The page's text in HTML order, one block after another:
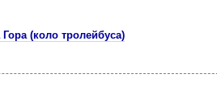
(коло тролейбуса)